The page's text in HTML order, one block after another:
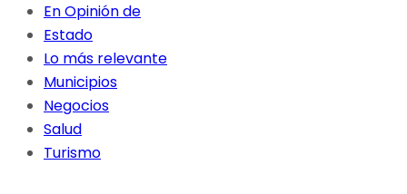
En Opinión de
Estado
Lo más relevante
Municipios
Negocios
Salud
Turismo